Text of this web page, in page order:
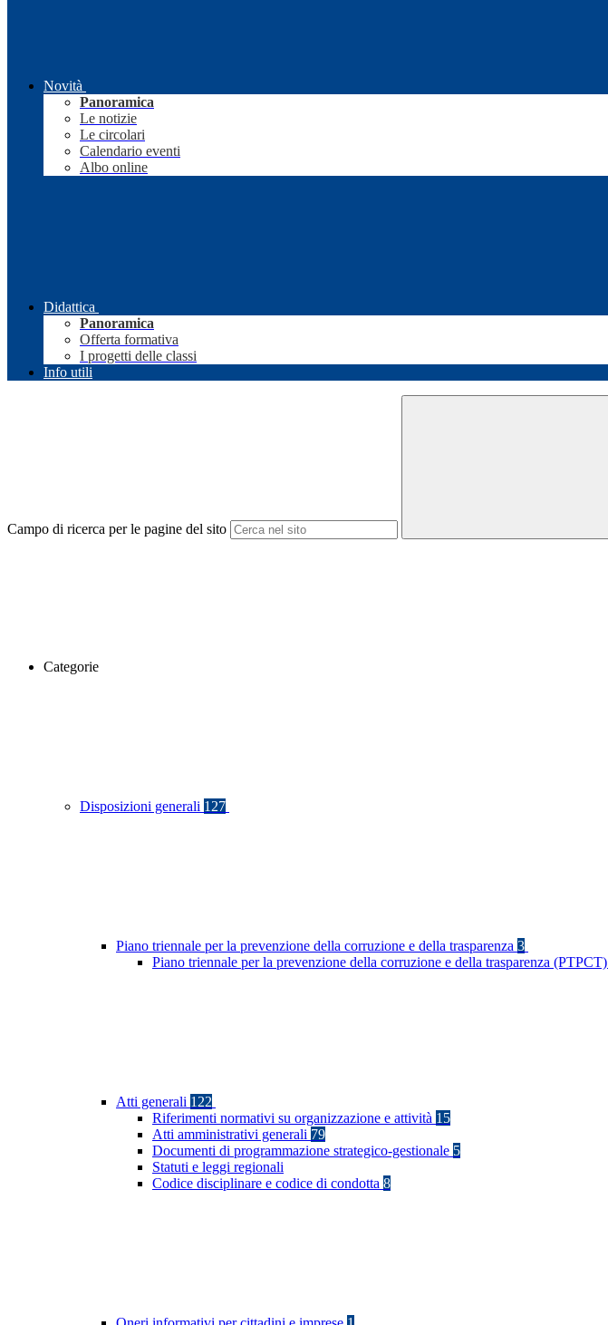
Novità
Panoramica
Le notizie
Le circolari
Calendario eventi
Albo online
Didattica
Panoramica
Offerta formativa
I progetti delle classi
Info utili
Campo di ricerca per le pagine del sito
Categorie
Disposizioni generali 127
Piano triennale per la prevenzione della corruzione e della trasparenza 3
Piano triennale per la prevenzione della corruzione e della trasparenza (PTPCT)
Atti generali 122
Riferimenti normativi su organizzazione e attività 15
Atti amministrativi generali 79
Documenti di programmazione strategico-gestionale 5
Statuti e leggi regionali
Codice disciplinare e codice di condotta 8